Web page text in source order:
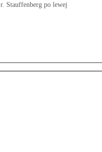
Stauffenberg po lewej